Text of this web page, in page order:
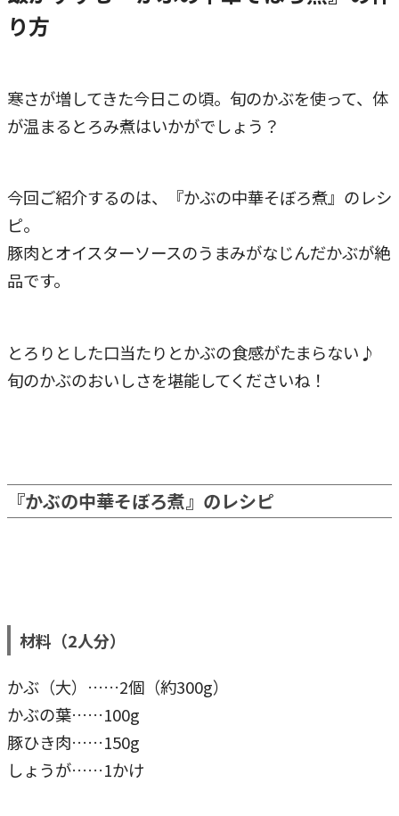
り方
寒さが増してきた今日この頃。旬のかぶを使って、体
が温まるとろみ煮はいかがでしょう？
今回ご紹介するのは、『かぶの中華そぼろ煮』のレシ
ピ。
豚肉とオイスターソースのうまみがなじんだかぶが絶
品です。
とろりとした口当たりとかぶの食感がたまらない♪
旬のかぶのおいしさを堪能してくださいね！
『かぶの中華そぼろ煮』のレシピ
材料（2人分）
かぶ（大）……2個（約300g）
かぶの葉……100g
豚ひき肉……150g
しょうが……1かけ